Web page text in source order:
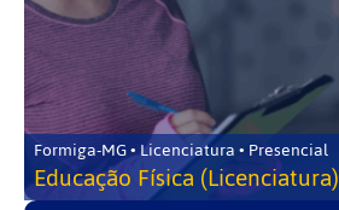
Formiga-MG • Licenciatura • Presencial
Educação Física (Licenciatura)